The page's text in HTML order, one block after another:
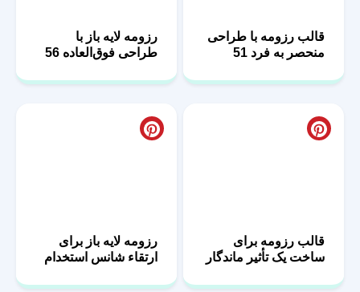
قالب رزومه با طراحی
منحصر به فرد 51
رزومه لایه باز با
طراحی فوق‌العاده 56
قالب رزومه برای
ساخت یک تأثیر ماندگار
رزومه لایه باز برای
ارتقاء شانس استخدام